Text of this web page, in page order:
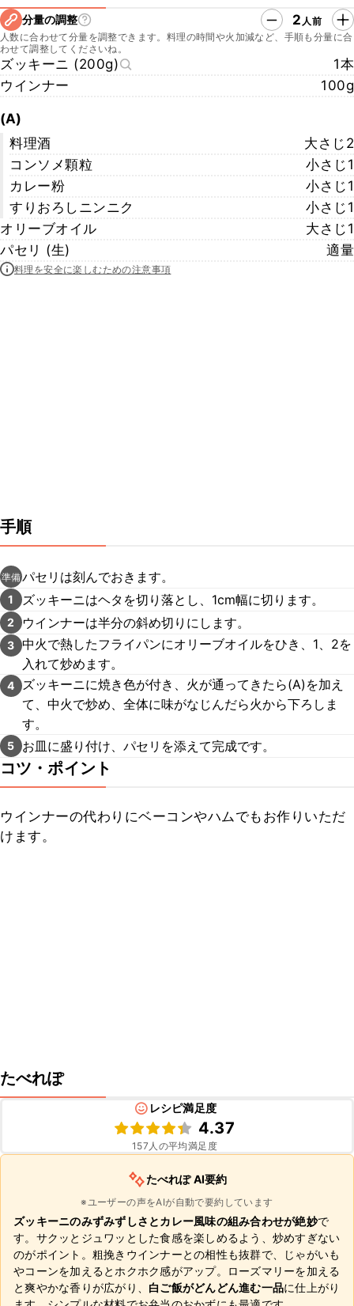
分量の調整 2 人前
人数に合わせて分量を調整できます。料理の時間や火加減など、手順も分量に合
わせて調整してくださいね。
ズッキーニ (200g)
1本
ウインナー
100g
(A)
料理酒
大さじ2
コンソメ顆粒
小さじ1
カレー粉
小さじ1
すりおろしニンニク
小さじ1
オリーブオイル
大さじ1
パセリ (生)
適量
料理を安全に楽しむための注意事項
手順
準備パセリは刻んでおきます。
1 ズッキーニはヘタを切り落とし、1cm幅に切ります。
2 ウインナーは半分の斜め切りにします。
3 中火で熱したフライパンにオリーブオイルをひき、1、2を
入れて炒めます。
4
ズッキーニに焼き色が付き、火が通ってきたら(A)を加え
て、中火で炒め、全体に味がなじんだら火から下ろしま
す。
5 お皿に盛り付け、パセリを添えて完成です。
コツ・ポイント
ウインナーの代わりにベーコンやハムでもお作りいただ
けます。
たべれぽ
レシピ満足度
4.37
157 人の平均満足度
たべれぽ AI要約
※ユーザーの声をAIが自動で要約しています
ズッキーニのみずみずしさとカレー風味の組み合わせが絶妙で
す。サクッとジュワッとした食感を楽しめるよう、炒めすぎない
のがポイント。粗挽きウインナーとの相性も抜群で、じゃがいも
やコーンを加えるとホクホク感がアップ。ローズマリーを加える
と爽やかな香りが広がり、 白ご飯がどんどん進む一品に仕上がり